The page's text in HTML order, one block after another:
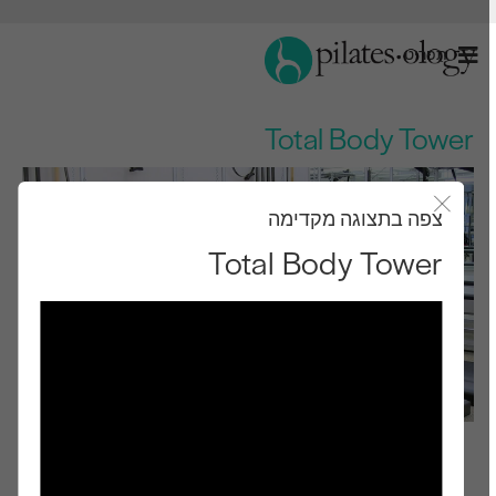
תַפרִיט
Total Body Tower
סגור את מודאל
צפה בתצוגה מקדימה
Total Body Tower